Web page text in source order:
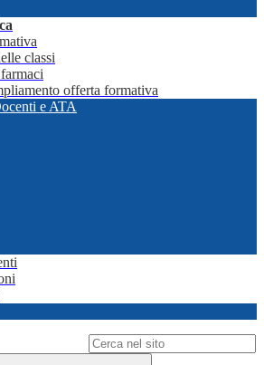
classi
offerta formativa
e ATA